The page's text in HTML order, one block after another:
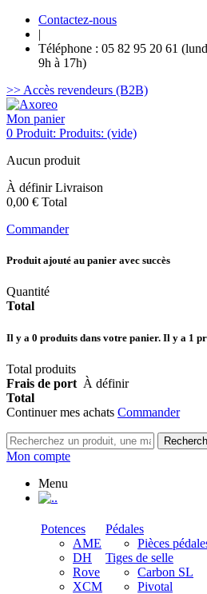
Contactez-nous
|
Téléphone : 05 82 95 20 61
9h à 17h)
>> Accès revendeurs (B2B)
Mon panier
0 Produit: Produits: (vide)
Aucun produit
À définirLivraison
0,00 € Total
Commander
Produit ajouté au panier avec succès
Quantité
Total
Il y a 0 produits dans votre panier. Il y a 1
Total produits
Frais de port À définir
Total
Continuer mes achats Commander
Mon compte
Menu
.
Potences
AME
DH
Rove
XCM
Pédales
Pièces
Tiges de selle
Carbon SL
Pivotal